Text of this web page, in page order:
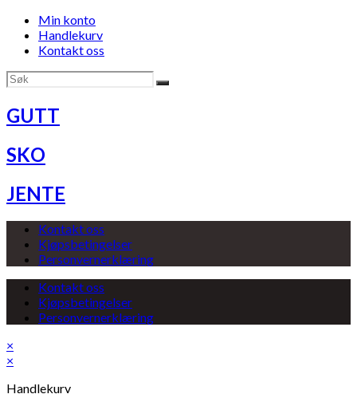
Min konto
Handlekurv
Kontakt oss
GUTT
SKO
JENTE
Kontakt oss
Kjøpsbetingelser
Personvernerklæring
Kontakt oss
Kjøpsbetingelser
Personvernerklæring
×
×
Handlekurv